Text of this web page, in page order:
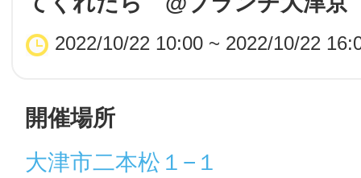
2022/10/22 10:00 ~ 2022/10/22
開催場所
大津市二本松１−１